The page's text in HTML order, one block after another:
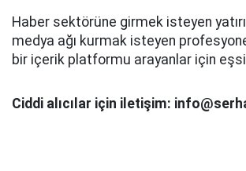
Haber sektörüne girmek isteyen
medya ağı kurmak isteyen
bir içerik platformu arayanlar için
Ciddi alıcılar için iletişim: